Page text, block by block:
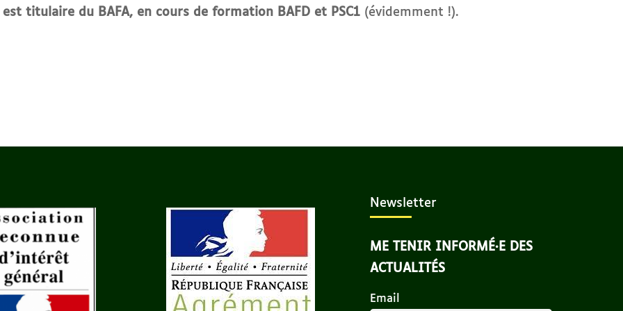
titulaire du BAFA, en cours de formation BAFD et PSC1 (évidemment !).
Newsletter
ME TENIR INFORMÉ·E DES
ACTUALITÉS
Email